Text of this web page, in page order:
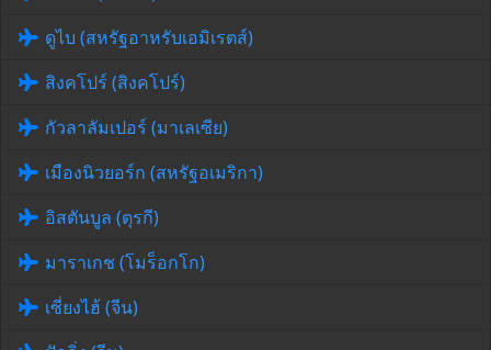
ดูไบ (สหรัฐอาหรับเอมิเรตส์)
สิงคโปร์ (สิงคโปร์)
กัวลาลัมเปอร์ (มาเลเซีย)
เมืองนิวยอร์ก (สหรัฐอเมริกา)
อิสตันบูล (ตุรกี)
มาราเกช (โมร็อกโก)
เซี่ยงไฮ้ (จีน)